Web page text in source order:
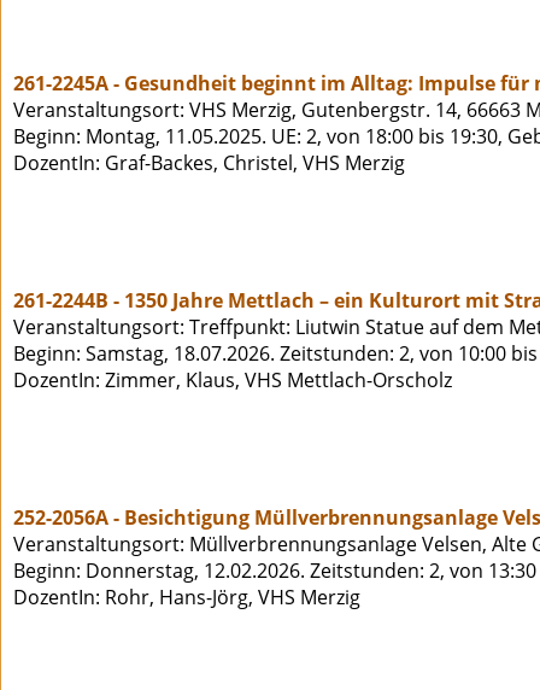
261-2245A - Gesundheit beginnt im Alltag: Impulse für
Veranstaltungsort: VHS Merzig, Gutenbergstr. 14, 66663
Beginn: Montag, 11.05.2025. UE: 2, von 18:00 bis 19:30,
DozentIn: Graf-Backes, Christel, VHS Merzig
261-2244B - 1350 Jahre Mettlach – ein Kulturort mit
Veranstaltungsort: Treffpunkt: Liutwin Statue auf dem
Beginn: Samstag, 18.07.2026. Zeitstunden: 2, von 10:00
DozentIn: Zimmer, Klaus, VHS Mettlach-Orscholz
252-2056A - Besichtigung Müllverbrennungsanlage
Veranstaltungsort: Müllverbrennungsanlage Velsen, Alte
Beginn: Donnerstag, 12.02.2026. Zeitstunden: 2, von
DozentIn: Rohr, Hans-Jörg, VHS Merzig